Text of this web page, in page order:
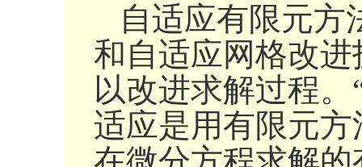
自适应有限元方
和自适应网格改
以改进求解过程
适应是用有限元